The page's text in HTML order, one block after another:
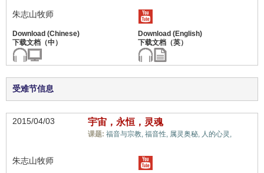
朱志山牧师
受难节信息
2015/04/03 宇宙，永恒，灵魂
课题: 福音与宗教, 福音性, 属灵奥秘, 人的心灵,
朱志山牧师